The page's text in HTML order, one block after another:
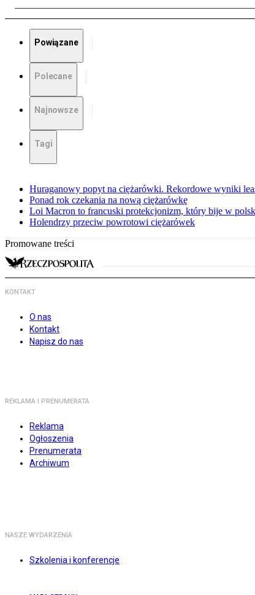
Powiązane
Polecane
Najnowsze
Tagi
Huraganowy popyt na ciężarówki. Rekordowe wyniki
Ponad rok czekania na nową ciężarówkę
Loi Macron to francuski protekcjonizm, który bije w
Holendrzy przeciw powrotowi ciężarówek
Promowane treści
KONTAKT
O nas
Kontakt
Napisz do nas
REKLAMA I PRENUMERATA
Reklama
Ogłoszenia
Prenumerata
Archiwum
NASZE WYDARZENIA
Szkolenia i konferencje